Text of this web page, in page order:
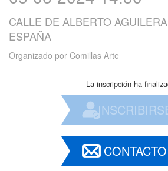
CALLE DE ALBERTO
ESPAÑA
Organizado por Comillas Arte
La inscripción ha
CONTACTO